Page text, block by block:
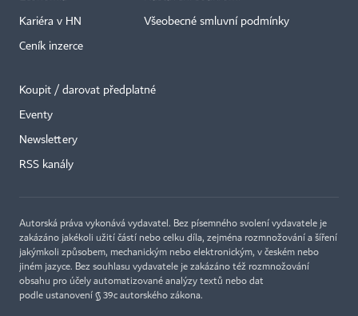
Kariéra v HN
Ceník inzerce
Všeobecné smluvní podmínky
Koupit / darovat předplatné
Eventy
Newslettery
RSS kanály
Autorská práva vykonává vydavatel. Bez písemného svolení vydavatele je
zakázáno jakékoli užití částí nebo celku díla, zejména rozmnožování a šíření
jakýmkoli způsobem, mechanickým nebo elektronickým, v českém nebo
jiném jazyce. Bez souhlasu vydavatele je zakázáno též rozmnožování
obsahu pro účely automatizované analýzy textů nebo dat
podle ustanovení § 39c autorského zákona.